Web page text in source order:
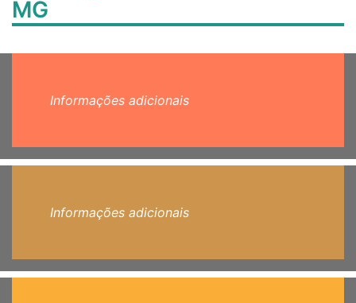
MG
Informações adicionais
Informações adicionais